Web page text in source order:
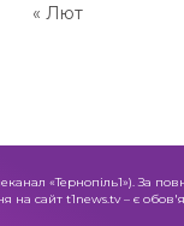
« Лют
«Тернопіль1»). За
на сайт t1news.tv – є